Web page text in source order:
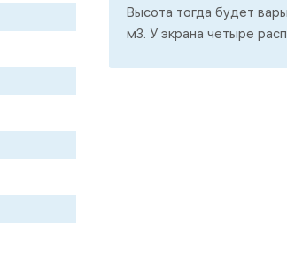
Высота тогда будет
м3. У экрана четыре